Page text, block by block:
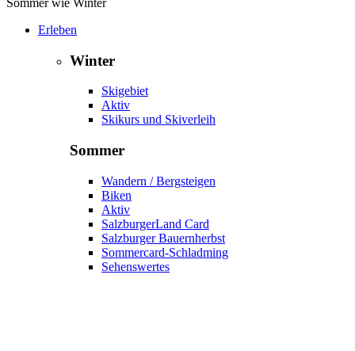
Sommer wie Winter
Erleben
Winter
Skigebiet
Aktiv
Skikurs und Skiverleih
Sommer
Wandern / Bergsteigen
Biken
Aktiv
SalzburgerLand Card
Salzburger Bauernherbst
Sommercard-Schladming
Sehenswertes